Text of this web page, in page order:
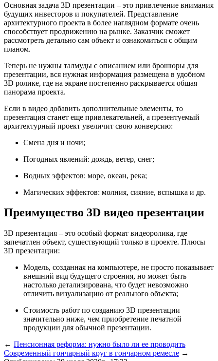
Основная задача 3D презентации – это привлечение внимания
будущих инвесторов и покупателей. Представление
архитектурного проекта в более наглядном формате очень
способствует продвижению на рынке. Заказчик сможет
рассмотреть детально сам объект и ознакомиться с общим
планом.
Теперь не нужны талмуды с описанием или брошюры для
презентации, вся нужная информация размещена в удобном
3D ролике, где на экране постепенно раскрывается общая
панорама проекта.
Если в видео добавить дополнительные элементы, то
презентация станет еще привлекательней, а презентуемый
архитектурный проект увеличит свою конверсию:
Смена дня и ночи;
Погодных явлений: дождь, ветер, снег;
Водных эффектов: море, океан, река;
Магических эффектов: молния, сияние, вспышка и др.
Преимущество 3D видео презентации
3D презентация – это особый формат видеоролика, где
запечатлен объект, существующий только в проекте. Плюсы
3D презентации:
Модель, созданная на компьютере, не просто показывает
внешний вид будущего строения, но может быть
настолько детализирована, что будет невозможно
отличить визуализацию от реального объекта;
Стоимость работ по созданию 3D презентации
значительно ниже, чем приобретение печатной
продукции для обычной презентации.
← Пенсионная реформа: нужно было ли ее проводить
Современный гончарный круг в гончарном ремесле →